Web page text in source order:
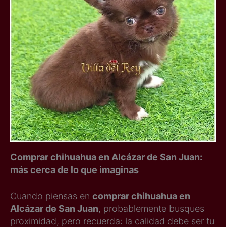
Comprar chihuahua en Alcázar de San Juan:
más cerca de lo que imaginas
Cuando piensas en comprar chihuahua en
Alcázar de San Juan, probablemente busques
proximidad, pero recuerda: la calidad debe ser tu